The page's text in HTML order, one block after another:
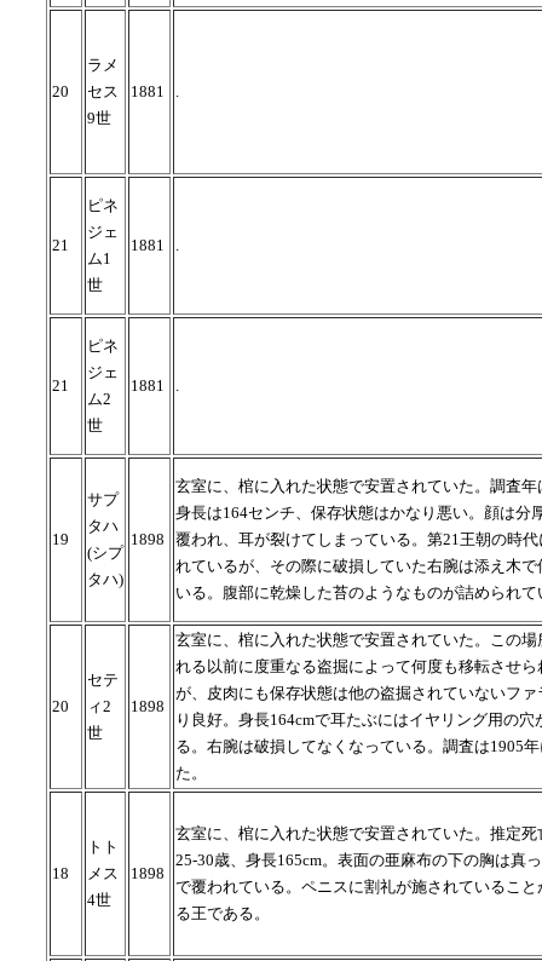
20
ラメ
セス
9世
1881
21
ピネ
ジェ
ム1
世
1881
21
ピネ
ジェ
ム2
世
1881
19
サプ
タハ
(シプ
タハ)
1898
玄室に、棺に入れた状態で安置されていた。調査年
身長は164センチ、保存状態はかなり悪い。顔は分
覆われ、耳が裂けてしまっている。第21王朝の時
れているが、その際に破損していた右腕は添え木で
いる。腹部に乾燥した苔のようなものが詰められて
20
セテ
ィ2
世
1898
玄室に、棺に入れた状態で安置されていた。この場
れる以前に度重なる盗掘によって何度も移転させら
が、皮肉にも保存状態は他の盗掘されていないファ
り良好。身長164cmで耳たぶにはイヤリング用の穴
る。右腕は破損してなくなっている。調査は1905
た。
18
トト
メス
4世
1898
玄室に、棺に入れた状態で安置されていた。推定死
25-30歳、身長165cm。表面の亜麻布の下の胸は真
で覆われている。ペニスに割礼が施されていること
る王である。